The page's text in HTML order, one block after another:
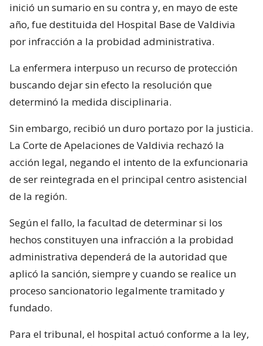
inició un sumario en su contra y, en mayo de este
año, fue destituida del Hospital Base de Valdivia
por infracción a la probidad administrativa.
La enfermera interpuso un recurso de protección
buscando dejar sin efecto la resolución que
determinó la medida disciplinaria.
Sin embargo, recibió un duro portazo por la justicia.
La Corte de Apelaciones de Valdivia rechazó la
acción legal, negando el intento de la exfuncionaria
de ser reintegrada en el principal centro asistencial
de la región.
Según el fallo, la facultad de determinar si los
hechos constituyen una infracción a la probidad
administrativa dependerá de la autoridad que
aplicó la sanción, siempre y cuando se realice un
proceso sancionatorio legalmente tramitado y
fundado.
Para el tribunal, el hospital actuó conforme a la ley,